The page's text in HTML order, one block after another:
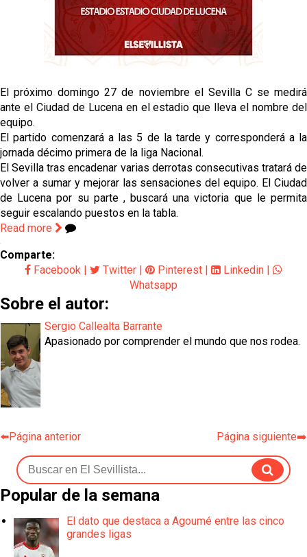
El Sevilla FC oficializa la cesión de Rafa Mir al Aris
de Salónica
El próximo domingo 27 de noviembre el Sevilla C se medirá
ante el Ciudad de Lucena en el estadio que lleva el nombre del
equipo.
El partido comenzará a las 5 de la tarde y corresponderá a la
jornada décimo primera de la liga Nacional.
El Sevilla tras encadenar varias derrotas consecutivas tratará de
volver a sumar y mejorar las sensaciones del equipo. El Ciudad
de Lucena por su parte , buscará una victoria que le permita
seguir escalando puestos en la tabla.
Read more
Comparte:
Facebook
Twitter Pinterest Linkedin
Whatsapp
Sobre el autor:
Sergio Callealta Barrante
Apasionado por comprender el mundo que nos rodea.
⬅️Página anterior Página siguiente➡️
Popular de la semana
El dato que destaca a Agoumé entre las cinco
grandes ligas